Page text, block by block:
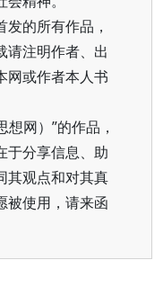
的所有作品，
请注明作者、出
网或作者本人书
想网）”的作品，
于分享信息、助
其观点和对其真
被使用，请来函